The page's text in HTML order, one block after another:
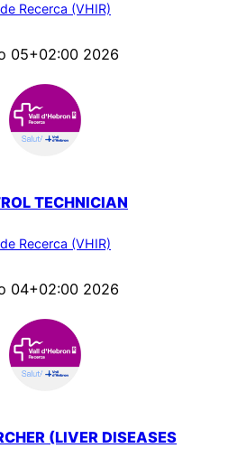
Recerca (VHIR)
05+02:00 2026
TECHNICIAN
Recerca (VHIR)
04+02:00 2026
(LIVER DISEASES